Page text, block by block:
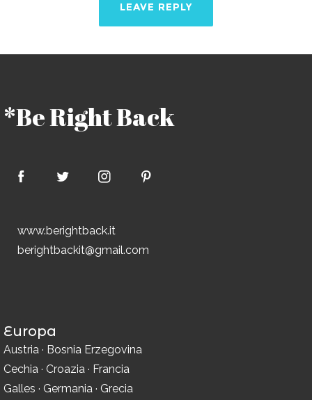
*Be Right Back
www.berightback.it
berightbackit@gmail.com
Europa
Austria · Bosnia Erzegovina
Cechia · Croazia · Francia
Galles · Germania · Grecia